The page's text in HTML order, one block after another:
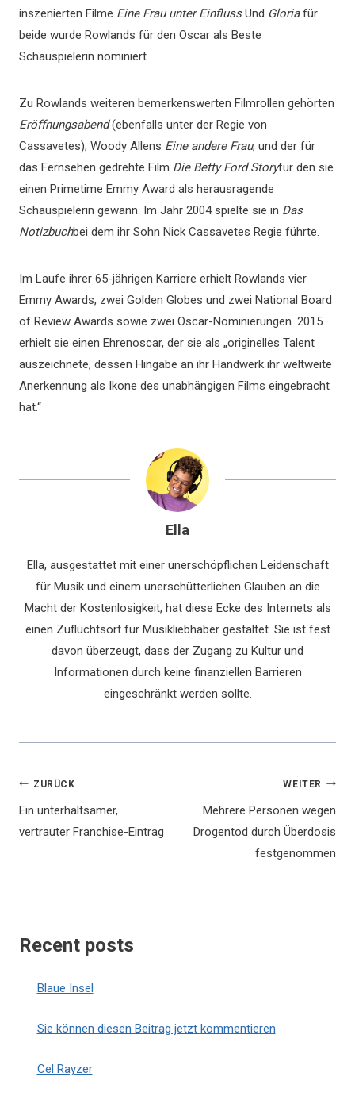
inszenierten Filme Eine Frau unter EinflussUnd Gloriafür
beide wurde Rowlands für den Oscar als Beste
Schauspielerin nominiert.
Zu Rowlands weiteren bemerkenswerten Filmrollen gehörten
Eröffnungsabend(ebenfalls unter der Regie von
Cassavetes); Woody Allens Eine andere Frau; und der für
das Fernsehen gedrehte Film Die Betty Ford Storyfür den sie
einen Primetime Emmy Award als herausragende
Schauspielerin gewann. Im Jahr 2004 spielte sie in Das
Notizbuchbei dem ihr Sohn Nick Cassavetes Regie führte.
Im Laufe ihrer 65-jährigen Karriere erhielt Rowlands vier
Emmy Awards, zwei Golden Globes und zwei National Board
of Review Awards sowie zwei Oscar-Nominierungen. 2015
erhielt sie einen Ehrenoscar, der sie als „originelles Talent
auszeichnete, dessen Hingabe an ihr Handwerk ihr weltweite
Anerkennung als Ikone des unabhängigen Films eingebracht
hat.“
Ella
Ella, ausgestattet mit einer unerschöpflichen Leidenschaft
für Musik und einem unerschütterlichen Glauben an die
Macht der Kostenlosigkeit, hat diese Ecke des Internets als
einen Zufluchtsort für Musikliebhaber gestaltet. Sie ist fest
davon überzeugt, dass der Zugang zu Kultur und
Informationen durch keine finanziellen Barrieren
eingeschränkt werden sollte.
Beitragsnavigation
ZURÜCK
Ein unterhaltsamer,
vertrauter Franchise-Eintrag
WEITER
Mehrere Personen wegen
Drogentod durch Überdosis
festgenommen
Recent posts
Blaue Insel
Sie können diesen Beitrag jetzt kommentieren
Cel Rayzer